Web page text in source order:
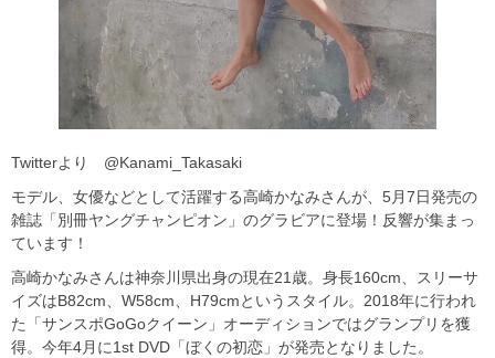
Twitterより @Kanami_Takasaki
モデル、女優などとして活躍する高崎かなみさんが、5月7日発売の
雑誌「別冊ヤングチャンピオン」のグラビアに登場！反響が集まっ
ています！
高崎かなみさんは神奈川県出身の現在21歳。身長160cm、スリーサ
イズはB82cm、W58cm、H79cmというスタイル。2018年に行われ
た「サンスポGoGoクイーン」オーディションではグランプリを獲
得。今年4月に1st DVD「ぼくの初恋」が発売となりました。